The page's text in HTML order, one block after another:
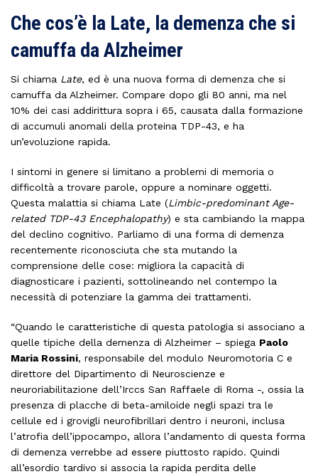
Che cos’è la Late, la demenza che si
camuffa da Alzheimer
Si chiama Late, ed è una nuova forma di demenza che si
camuffa da Alzheimer. Compare dopo gli 80 anni, ma nel
10% dei casi addirittura sopra i 65, causata dalla formazione
di accumuli anomali della proteina TDP-43, e ha
un’evoluzione rapida.
I sintomi in genere si limitano a problemi di memoria o
difficoltà a trovare parole, oppure a nominare oggetti.
Questa malattia si chiama Late (Limbic-predominant Age-
related TDP-43 Encephalopathy) e sta cambiando la mappa
del declino cognitivo. Parliamo di una forma di demenza
recentemente riconosciuta che sta mutando la
comprensione delle cose: migliora la capacità di
diagnosticare i pazienti, sottolineando nel contempo la
necessità di potenziare la gamma dei trattamenti.
“Quando le caratteristiche di questa patologia si associano a
quelle tipiche della demenza di Alzheimer – spiega Paolo
Maria Rossini, responsabile del modulo Neuromotoria C e
direttore del Dipartimento di Neuroscienze e
neuroriabilitazione dell’Irccs San Raffaele di Roma -, ossia la
presenza di placche di beta-amiloide negli spazi tra le
cellule ed i grovigli neurofibrillari dentro i neuroni, inclusa
l’atrofia dell’ippocampo, allora l’andamento di questa forma
di demenza verrebbe ad essere piuttosto rapido. Quindi
all’esordio tardivo si associa la rapida perdita delle